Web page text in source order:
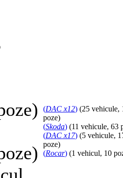
(DAC x12) (25 vehicule,
poze)
(Skoda) (11 vehicule, 63
(DAC x17) (5 vehicule,
poze)
(Rocar) (1 vehicul, 10